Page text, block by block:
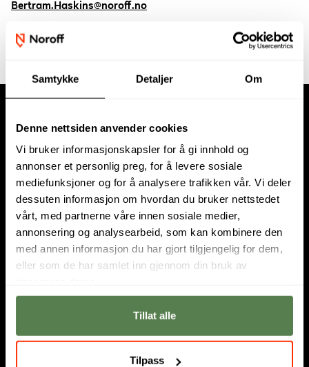
Samtykke Detaljer Om
Denne nettsiden anvender cookies
Vi bruker informasjonskapsler for å gi innhold og
annonser et personlig preg, for å levere sosiale
mediefunksjoner og for å analysere trafikken vår. Vi deler
dessuten informasjon om hvordan du bruker nettstedet
vårt, med partnerne våre innen sosiale medier,
annonsering og analysearbeid, som kan kombinere den
med annen informasjon du har gjort tilgjengelig for dem,
eller som de har samlet inn gjennom din bruk av
Tillat alle
Tilpass
Bertram.Haskins@noroff.no
About us
Noroff is an educational institution in Norway, consisting of
University College
Higher Vocational College
We have campuses inOslo og Bergen. Together with the Swedish
schoolNackademin, Noroff is part of a larger Nordic
Information